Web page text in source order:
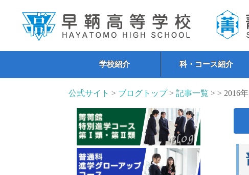
学校紹介 科・コース紹介
公式サイト > ブログトップ>記事一覧 > > 2016